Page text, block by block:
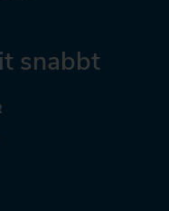
snabbt